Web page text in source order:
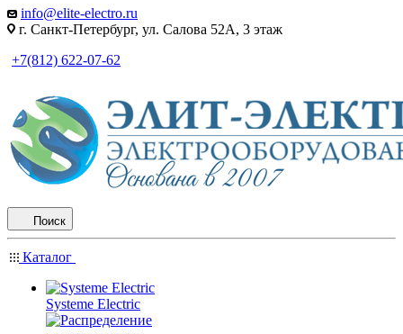
info@elite-electro.ru
г. Санкт-Петербург, ул. Салова 52А, 3 этаж
+7(812) 622-07-62
Поиск
Каталог
Systeme Electric